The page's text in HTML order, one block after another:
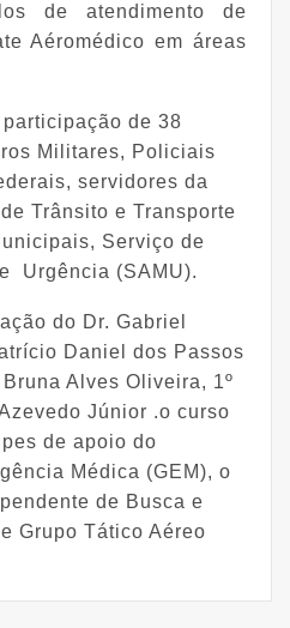
de atendimento de
Aéromédico em áreas
de 38
Militares, Policiais
servidores da
Trânsito e Transporte
Serviço de
Urgência (SAMU).
do Dr. Gabriel
Daniel dos Passos
Alves Oliveira, 1º
Júnior .o curso
de apoio do
Médica (GEM), o
de Busca e
Grupo Tático Aéreo